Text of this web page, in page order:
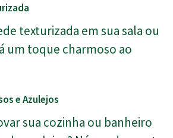
texturizada em sua sala ou
um toque charmoso ao
e Azulejos
sua cozinha ou banheiro